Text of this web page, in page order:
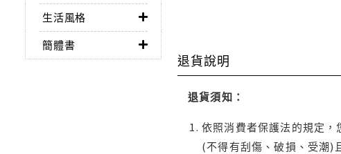
生活風格
簡體書
退貨說明
退貨須知：
依照消費者保護法的規定
(不得有刮傷、破損、受潮)